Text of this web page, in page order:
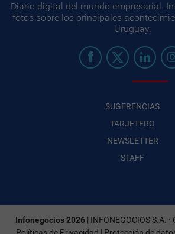
Diario digital del mundo empresarial.
fotos sobre los principales
Uruguay.
SUGERENCIAS
TARJETERO
NEWSLETTER
STAFF
Infonegocios 2026 | INFONEGOCIOS S.A.